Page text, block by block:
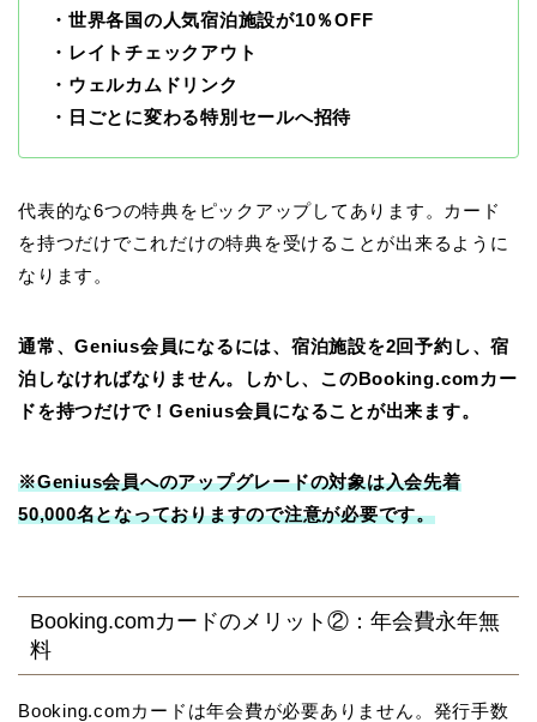
・世界各国の人気宿泊施設が10％OFF
・レイトチェックアウト
・ウェルカムドリンク
・日ごとに変わる特別セールへ招待
代表的な6つの特典をピックアップしてあります。カード
を持つだけでこれだけの特典を受けることが出来るように
なります。
通常、Genius会員になるには、宿泊施設を2回予約し、宿
泊しなければなりません。しかし、このBooking.comカー
ドを持つだけで！Genius会員になることが出来ます。
※Genius会員へのアップグレードの対象は入会先着
50,000名となっておりますので注意が必要です。
Booking.comカードのメリット②：年会費永年無
料
Booking.comカードは年会費が必要ありません。発行手数